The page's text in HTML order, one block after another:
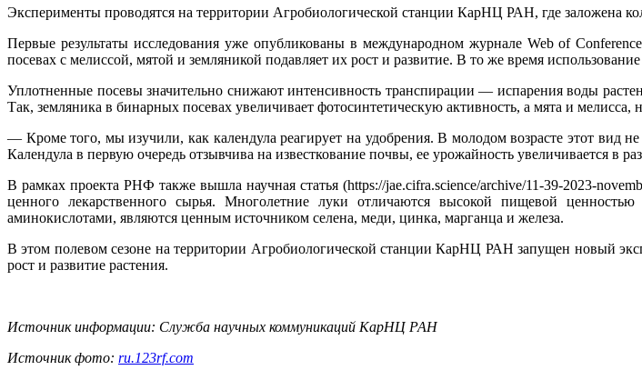
Эксперименты проводятся на территории Агробиологической станции КарНЦ РАН, где заложена
Первые результаты исследования уже опубликованы в международном журнале Web of
посевах с мелиссой, мятой и земляникой подавляет их рост и развитие. В то же время
Уплотненные посевы значительно снижают интенсивность транспирации — испарения воды
Так, земляника в бинарных посевах увеличивает фотосинтетическую активность, а мята и
— Кроме того, мы изучили, как календула реагирует на удобрения. В молодом возрасте этот вид
Календула в первую очередь отзывчива на известкование почвы, ее урожайность увеличивается в
В рамках проекта РНФ также вышла научная статья (https://jae.cifra.science/archive/11-39-2023-
ценного лекарственного сырья. Многолетние луки отличаются высокой пищевой
аминокислотами, являются ценным источником селена, меди, цинка, марганца и железа.
В этом полевом сезоне на территории Агробиологической станции КарНЦ РАН запущен новый
рост и развитие растения.
Источник информации: Служба научных коммуникаций КарНЦ РАН
Источник фото: ru.123rf.com